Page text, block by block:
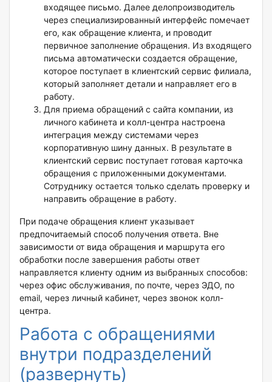
входящее письмо. Далее делопроизводитель
через специализированный интерфейс помечает
его, как обращение клиента, и проводит
первичное заполнение обращения. Из входящего
письма автоматически создается обращение,
которое поступает в клиентский сервис филиала,
который заполняет детали и направляет его в
работу.
Для приема обращений с сайта компании, из
личного кабинета и колл-центра настроена
интеграция между системами через
корпоративную шину данных. В результате в
клиентский сервис поступает готовая карточка
обращения с приложенными документами.
Сотруднику остается только сделать проверку и
направить обращение в работу.
При подаче обращения клиент указывает
предпочитаемый способ получения ответа. Вне
зависимости от вида обращения и маршрута его
обработки после завершения работы ответ
направляется клиенту одним из выбранных способов:
через офис обслуживания, по почте, через ЭДО, по
email, через личный кабинет, через звонок колл-
центра.
Работа с обращениями
внутри подразделений
(развернуть)